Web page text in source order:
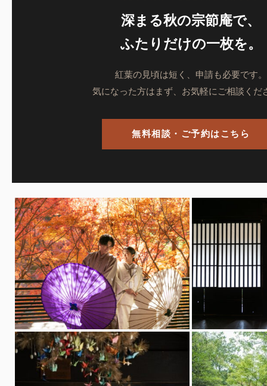
深まる秋の宗節庵で、
ふたりだけの一枚を。
紅葉の見頃は短く、申請も必要です。
気になった方はまず、お気軽にご相談くだ
無料相談・ご予約はこちら